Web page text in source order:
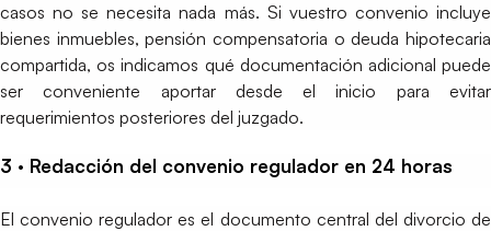
casos no se necesita nada más. Si vuestro convenio incluye
bienes inmuebles, pensión compensatoria o deuda hipotecaria
compartida, os indicamos qué documentación adicional puede
ser conveniente aportar desde el inicio para evitar
requerimientos posteriores del juzgado.
3 · Redacción del convenio regulador en 24 horas
El convenio regulador es el documento central del divorcio de